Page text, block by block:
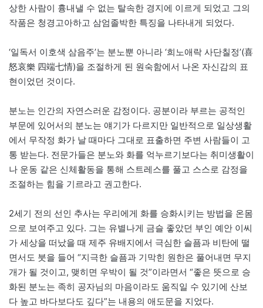
상한 사람이 흉내낼 수 없는 탈속한 경지에 이르게 되었고 그의
작품은 청경고아하고 삼엄졸박한 특징을 나타내게 되었다.
‘일독서 이호색 삼음주’는 분노뿐 아니라 ‘희노애락 사단칠정’(喜
怒哀樂 四端七情)을 조절하게 된 원숙함에서 나온 자신감의 표
현이었던 것이다.
분노는 인간의 자연스러운 감정이다. 공분이라 부르는 공적인
부문에 있어서의 분노는 얘기가 다르지만 일반적으로 일상생활
에서 무작정 화가 날 때마다 그대로 표출하면 주변 사람들이 고
통 받는다. 전문가들은 분노와 화를 억누르기보다는 취미생활이
나 운동 같은 신체활동을 통해 스트레스를 풀고 스스로 감정을
조절하는 힘을 기르라고 권고한다.
2세기 전의 선인 추사는 우리에게 화를 승화시키는 방법을 온몸
으로 보여주고 있다. 그는 유별나게 금슬 좋았던 부인 예안 이씨
가 세상을 떠났을 때 제주 유배지에서 극심한 슬픔과 비탄에 떨
면서도 붓을 들어 “지극한 슬픔과 기막힌 원한은 풀어내면 무지
개가 될 것이고, 맺히면 우박이 될 것”이라면서 “좋은 뜻으로 승
화된 분노는 족히 공자님의 마음이라도 움직일 수 있기에 산보
다 높고 바다보다도 깊다”는 내용의 애도문을 지었다.